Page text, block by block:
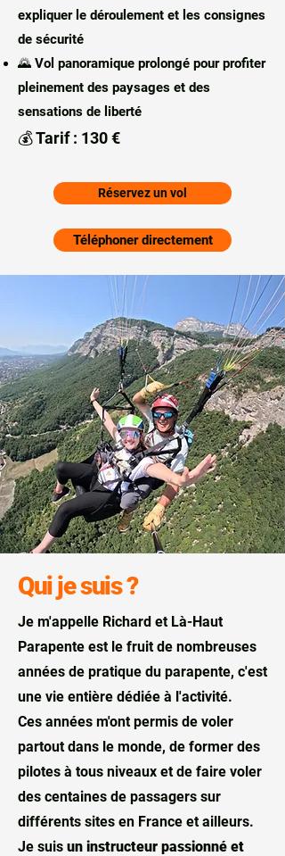
expliquer le déroulement et les consignes
de sécurité
🌄 Vol panoramique prolongé pour profiter
pleinement des paysages et des
sensations de liberté
💰 Tarif : 130 €
Réservez un vol
Téléphoner directement
Qui je suis ?
Je m'appelle Richard et Là-Haut
Parapente est le fruit de nombreuses
années de pratique du parapente, c'est
une vie entière dédiée à l'activité.
Ces années m'ont permis de voler
partout dans le monde, de former des
pilotes à tous niveaux et de faire voler
des centaines de passagers sur
différents sites en France et ailleurs.
Je suis un instructeur passionné et